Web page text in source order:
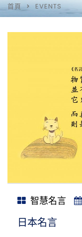
首頁 EVENTS
智慧名言
日本名言